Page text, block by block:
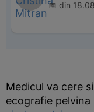
📅 din
Medicul va cere
ecografie